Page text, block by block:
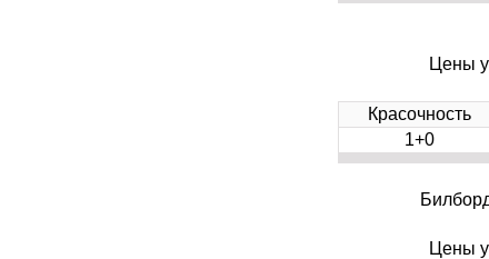
Цены
Красочность
1+0
Цены